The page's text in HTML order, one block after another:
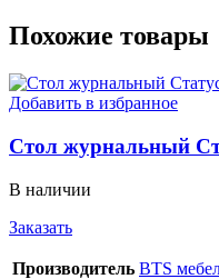
Похожие товары
Добавить в избранное
Стол журнальный
В наличии
Заказать
Производитель BTS